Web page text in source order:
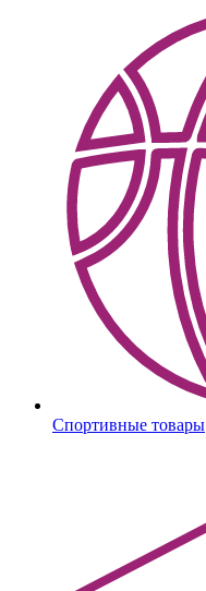
Спортивные товары